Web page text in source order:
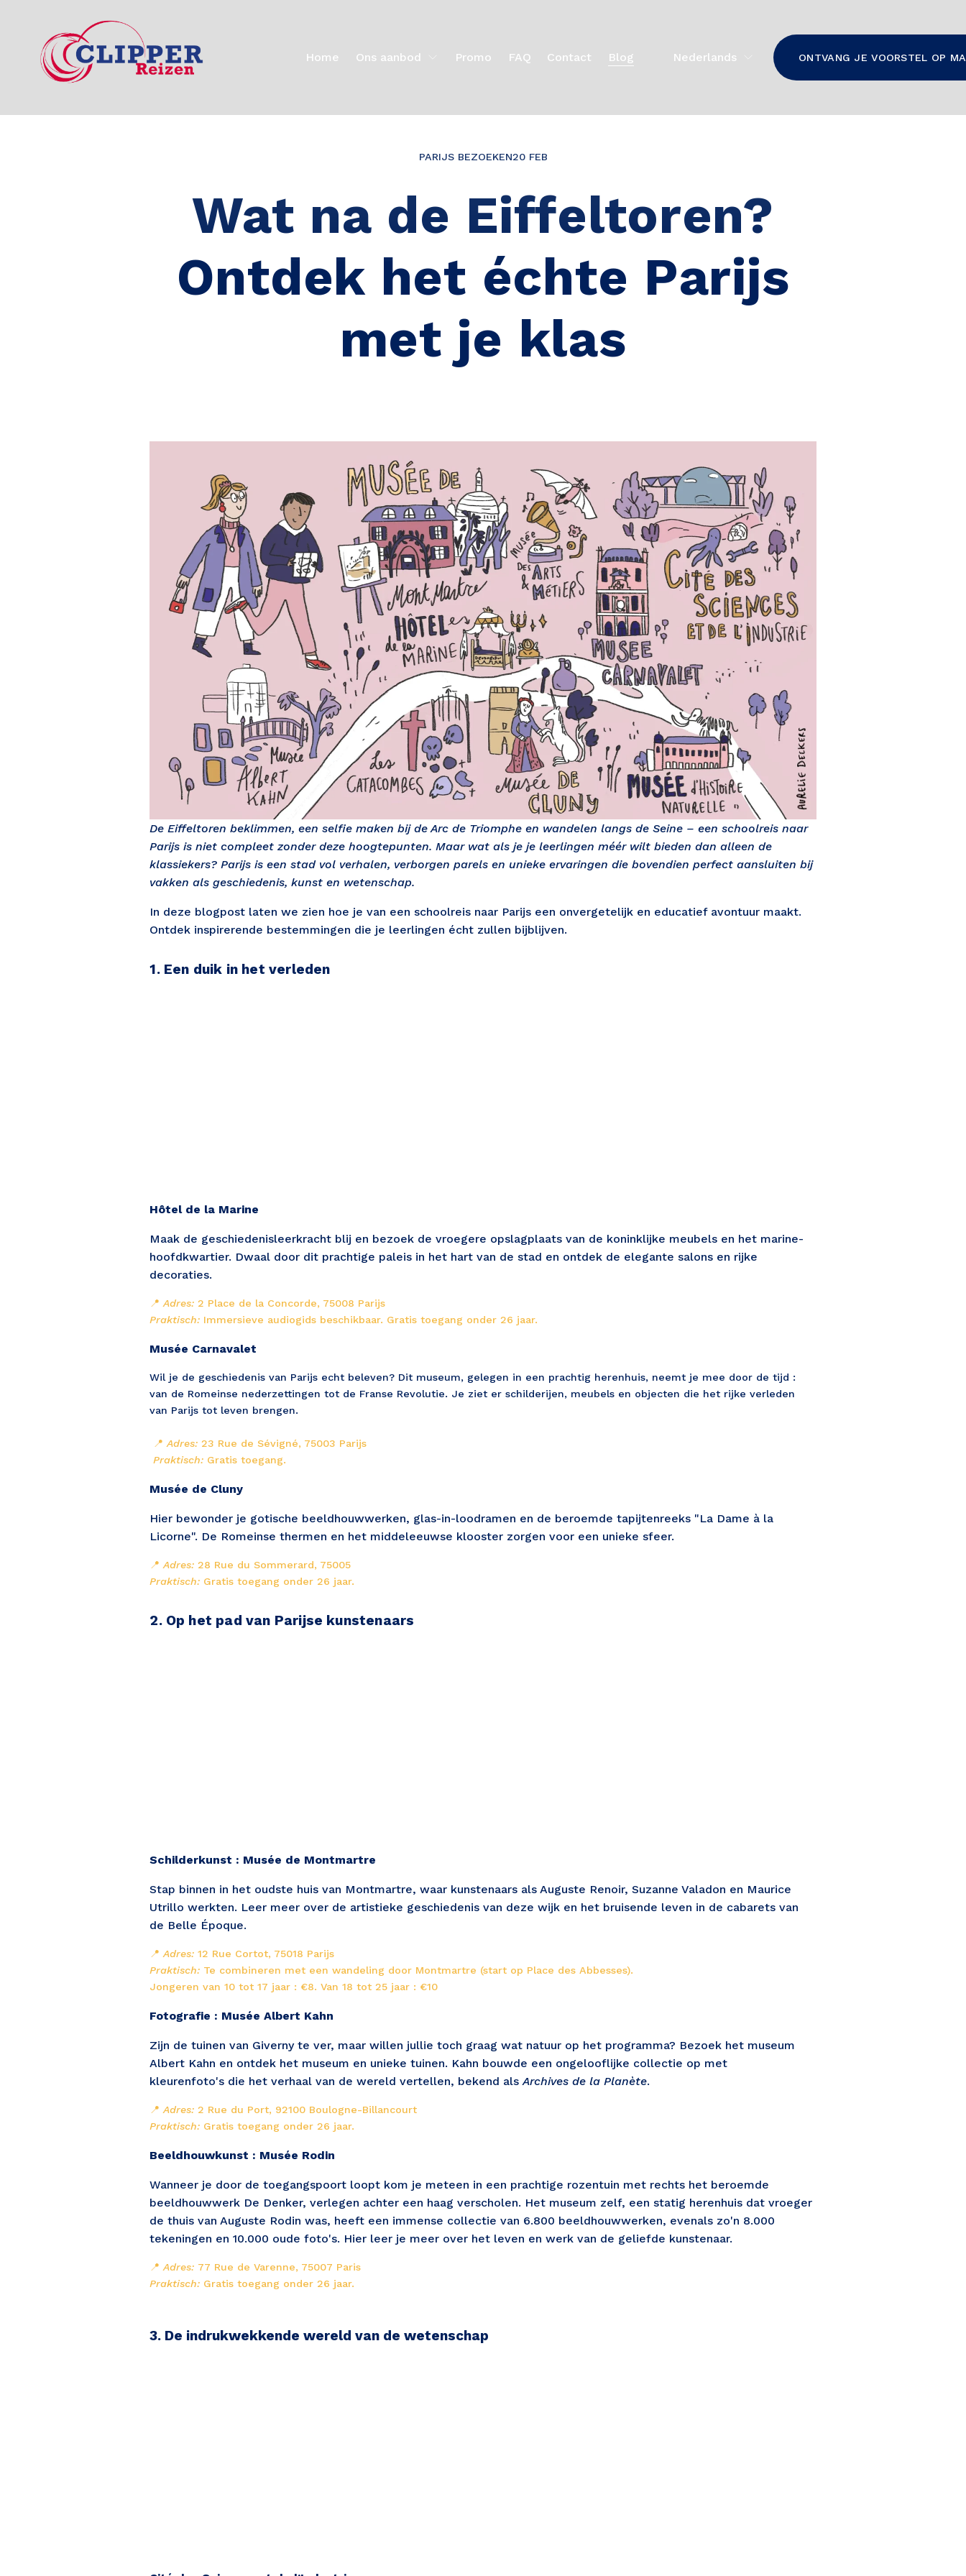
Home Ons aanbod Promo FAQ Contact Blog Nederlands ONTVANG JE VOORSTEL OP
Wat na de Eiffeltoren?
Ontdek het échte Parijs
met je klas
PARIJS BEZOEKEN20 FEB
De Eiffeltoren beklimmen, een selfie maken bij de Arc de Triomphe en wandelen langs de Seine – een schoolreis naar
Parijs is niet compleet zonder deze hoogtepunten. Maar wat als je je leerlingen méér wilt bieden dan alleen de
klassiekers? Parijs is een stad vol verhalen, verborgen parels en unieke ervaringen die bovendien perfect aansluiten bij
vakken als geschiedenis, kunst en wetenschap.
In deze blogpost laten we zien hoe je van een schoolreis naar Parijs een onvergetelijk en educatief avontuur maakt.
Ontdek inspirerende bestemmingen die je leerlingen écht zullen bijblijven.
1. Een duik in het verleden
Hôtel de la Marine
Maak de geschiedenisleerkracht blij en bezoek de vroegere opslagplaats van de koninklijke meubels en het marine-
hoofdkwartier. Dwaal door dit prachtige paleis in het hart van de stad en ontdek de elegante salons en rijke
decoraties.
📍 Adres: 2 Place de la Concorde, 75008 Parijs
Praktisch: Immersieve audiogids beschikbaar. Gratis toegang onder 26 jaar.
Musée Carnavalet
Wil je de geschiedenis van Parijs echt beleven? Dit museum, gelegen in een prachtig herenhuis, neemt je mee door de tijd :
van de Romeinse nederzettingen tot de Franse Revolutie. Je ziet er schilderijen, meubels en objecten die het rijke verleden
van Parijs tot leven brengen.
📍 Adres: 23 Rue de Sévigné, 75003 Parijs
Praktisch: Gratis toegang.
Musée de Cluny
Hier bewonder je gotische beeldhouwwerken, glas-in-loodramen en de beroemde tapijtenreeks "La Dame à la
Licorne". De Romeinse thermen en het middeleeuwse klooster zorgen voor een unieke sfeer.
📍 Adres: 28 Rue du Sommerard, 75005
Praktisch: Gratis toegang onder 26 jaar.
2. Op het pad van Parijse kunstenaars
Schilderkunst : Musée de Montmartre
Stap binnen in het oudste huis van Montmartre, waar kunstenaars als Auguste Renoir, Suzanne Valadon en Maurice
Utrillo werkten. Leer meer over de artistieke geschiedenis van deze wijk en het bruisende leven in de cabarets van
de Belle Époque.
📍 Adres: 12 Rue Cortot, 75018 Parijs
Praktisch: Te combineren met een wandeling door Montmartre (start op Place des Abbesses).
Jongeren van 10 tot 17 jaar : €8. Van 18 tot 25 jaar : €10
Fotografie : Musée Albert Kahn
Zijn de tuinen van Giverny te ver, maar willen jullie toch graag wat natuur op het programma? Bezoek het museum
Albert Kahn en ontdek het museum en unieke tuinen. Kahn bouwde een ongelooflijke collectie op met
kleurenfoto's die het verhaal van de wereld vertellen, bekend als Archives de la Planète.
📍 Adres: 2 Rue du Port, 92100 Boulogne-Billancourt
Praktisch: Gratis toegang onder 26 jaar.
Beeldhouwkunst : Musée Rodin
Wanneer je door de toegangspoort loopt kom je meteen in een prachtige rozentuin met rechts het beroemde
beeldhouwwerk De Denker, verlegen achter een haag verscholen. Het museum zelf, een statig herenhuis dat vroeger
de thuis van Auguste Rodin was, heeft een immense collectie van 6.800 beeldhouwwerken, evenals zo'n 8.000
tekeningen en 10.000 oude foto's. Hier leer je meer over het leven en werk van de geliefde kunstenaar.
📍 Adres: 77 Rue de Varenne, 75007 Paris
Praktisch: Gratis toegang onder 26 jaar.
3. De indrukwekkende wereld van de wetenschap